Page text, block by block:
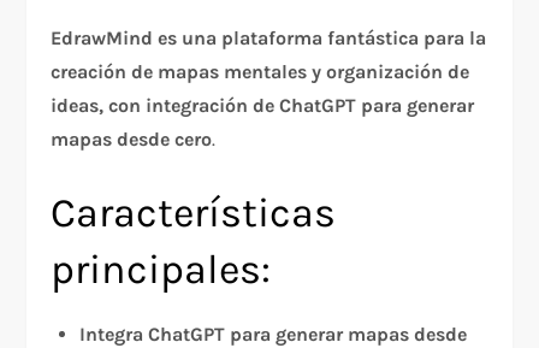
EdrawMind es una plataforma fantástica para la
creación de mapas mentales y organización de
ideas, con integración de ChatGPT para generar
mapas desde cero.
Características
principales:
Integra ChatGPT para generar mapas desde